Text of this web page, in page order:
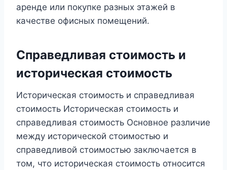
аренде или покупке разных этажей в
качестве офисных помещений.
Справедливая стоимость и
историческая стоимость
Историческая стоимость и справедливая
стоимость Историческая стоимость и
справедливая стоимость Основное различие
между исторической стоимостью и
справедливой стоимостью заключается в
том, что историческая стоимость относится